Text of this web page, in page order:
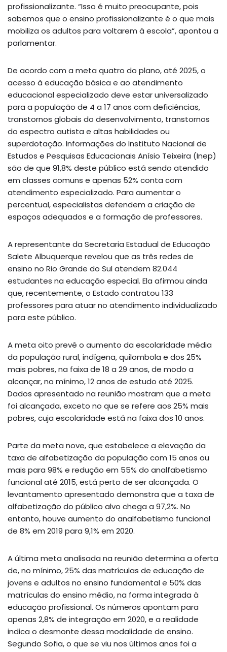
profissionalizante. “Isso é muito preocupante, pois
sabemos que o ensino profissionalizante é o que mais
mobiliza os adultos para voltarem à escola”, apontou a
parlamentar.
De acordo com a meta quatro do plano, até 2025, o
acesso à educação básica e ao atendimento
educacional especializado deve estar universalizado
para a população de 4 a 17 anos com deficiências,
transtornos globais do desenvolvimento, transtornos
do espectro autista e altas habilidades ou
superdotação. Informações do Instituto Nacional de
Estudos e Pesquisas Educacionais Anísio Teixeira (Inep)
são de que 91,8% deste público está sendo atendido
em classes comuns e apenas 52% conta com
atendimento especializado. Para aumentar o
percentual, especialistas defendem a criação de
espaços adequados e a formação de professores.
A representante da Secretaria Estadual de Educação
Salete Albuquerque revelou que as três redes de
ensino no Rio Grande do Sul atendem 82.044
estudantes na educação especial. Ela afirmou ainda
que, recentemente, o Estado contratou 133
professores para atuar no atendimento individualizado
para este público.
A meta oito prevê o aumento da escolaridade média
da população rural, indígena, quilombola e dos 25%
mais pobres, na faixa de 18 a 29 anos, de modo a
alcançar, no mínimo, 12 anos de estudo até 2025.
Dados apresentado na reunião mostram que a meta
foi alcançada, exceto no que se refere aos 25% mais
pobres, cuja escolaridade está na faixa dos 10 anos.
Parte da meta nove, que estabelece a elevação da
taxa de alfabetização da população com 15 anos ou
mais para 98% e redução em 55% do analfabetismo
funcional até 2015, está perto de ser alcançada. O
levantamento apresentado demonstra que a taxa de
alfabetização do público alvo chega a 97,2%. No
entanto, houve aumento do analfabetismo funcional
de 8% em 2019 para 9,1% em 2020.
A última meta analisada na reunião determina a oferta
de, no mínimo, 25% das matrículas de educação de
jovens e adultos no ensino fundamental e 50% das
matrículas do ensino médio, na forma integrada à
educação profissional. Os números apontam para
apenas 2,8% de integração em 2020, e a realidade
indica o desmonte dessa modalidade de ensino.
Segundo Sofia, o que se viu nos últimos anos foi a